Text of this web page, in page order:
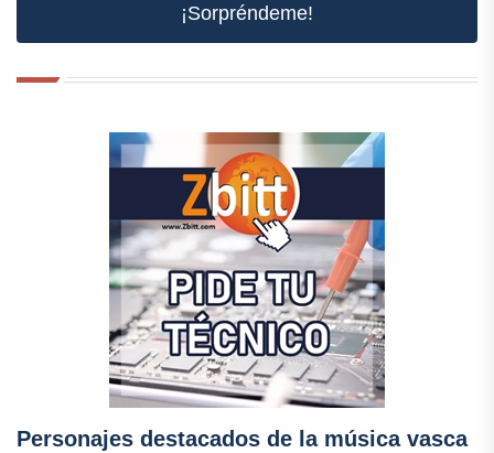
¡Sorpréndeme!
Personajes destacados de la música vasca